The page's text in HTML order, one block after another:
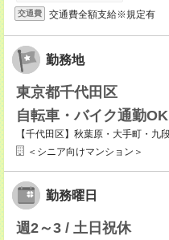
交通費 交通費全額支給※規定有
勤務地
東京都千代田区
自転車・バイク通勤OK
【千代田区】秋葉原・大手町・九
＜シニア向けマンション＞
勤務曜日
週2～3 / 土日祝休